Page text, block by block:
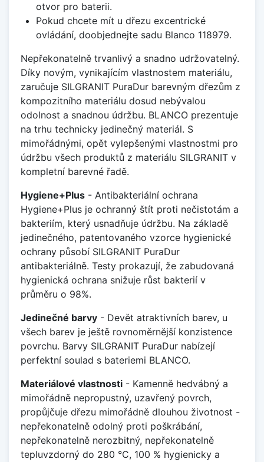
otvor pro baterii.
Pokud chcete mít u dřezu excentrické
ovládání, doobjednejte sadu Blanco 118979.
Nepřekonatelně trvanlivý a snadno udržovatelný.
Díky novým, vynikajícím vlastnostem materiálu,
zaručuje SILGRANIT PuraDur barevným dřezům z
kompozitního materiálu dosud nebývalou
odolnost a snadnou údržbu. BLANCO prezentuje
na trhu technicky jedinečný materiál. S
mimořádnými, opět vylepšenými vlastnostmi pro
údržbu všech produktů z materiálu SILGRANIT v
kompletní barevné řadě.
Hygiene+Plus - Antibakteriální ochrana
Hygiene+Plus je ochranný štít proti nečistotám a
bakteriím, který usnadňuje údržbu. Na základě
jedinečného, patentovaného vzorce hygienické
ochrany působí SILGRANIT PuraDur
antibakteriálně. Testy prokazují, že zabudovaná
hygienická ochrana snižuje růst bakterií v
průměru o 98%.
Jedinečné barvy - Devět atraktivních barev, u
všech barev je ještě rovnoměrnější konzistence
povrchu. Barvy SILGRANIT PuraDur nabízejí
perfektní soulad s bateriemi BLANCO.
Materiálové vlastnosti - Kamenně hedvábný a
mimořádně nepropustný, uzavřený povrch,
propůjčuje dřezu mimořádně dlouhou životnost -
nepřekonatelně odolný proti poškrábání,
nepřekonatelně nerozbitný, nepřekonatelně
tepluvzdorný do 280 °C, 100 % hygienicky a